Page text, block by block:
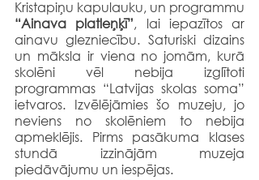
“Ainava platleņķī”, lai iepazītos ar
ainavu glezniecību. Saturiski dizains
un māksla ir viena no jomām, kurā
skolēni vēl nebija izglītoti
programmas “Latvijas skolas soma”
ietvaros. Izvēlējāmies šo muzeju, jo
neviens no skolēniem to nebija
apmeklējis. Pirms pasākuma klases
stundā izzinājām muzeja
piedāvājumu un iespējas.